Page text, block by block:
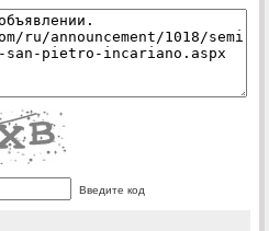
Введите код